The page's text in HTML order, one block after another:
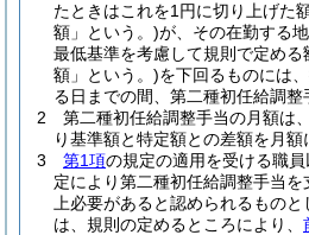
たときはこれを1円に切り上げた
額」という。)が、その在勤する
最低基準を考慮して規則で定める
額」という。)を下回るものには
る日までの間、第二種初任給調整
2
第二種初任給調整手当の月額は
り基準額と特定額との差額を月額
3
第1項の規定の適用を受ける職員
定により第二種初任給調整手当
上必要があると認められるもの
は、規則の定めるところにより、